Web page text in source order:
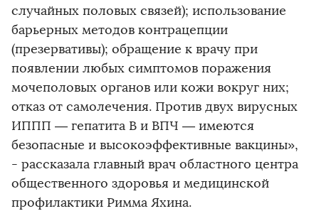
случайных половых связей); использование
барьерных методов контрацепции
(презервативы); обращение к врачу при
появлении любых симптомов поражения
мочеполовых органов или кожи вокруг них;
отказ от самолечения. Против двух вирусных
ИППП — гепатита B и ВПЧ — имеются
безопасные и высокоэффективные вакцины»,
- рассказала главный врач областного центра
общественного здоровья и медицинской
профилактики Римма Яхина.